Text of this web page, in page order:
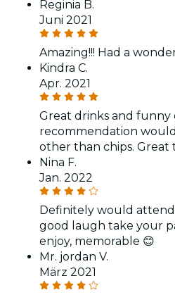
Reginia B.
Juni 2021
Amazing!!! Had a
Kindra C.
Apr. 2021
Great drinks and funny
recommendation
other than chips. Great
Nina F.
Jan. 2022
Definitely would
good laugh take your
enjoy, memorable 😊
Mr. jordan V.
März 2021